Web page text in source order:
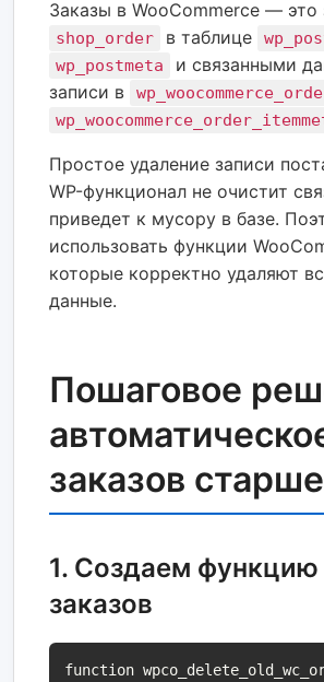
Заказы в WooCommerce — это
shop_order в таблице
wp_postmeta
и связанными
записи в
Простое удаление записи
WP-функционал не очистит
приведет к мусору в базе.
использовать функции
которые корректно удаляют
данные.
Пошаговое
заказов
1. Создаем функцию
заказов
function